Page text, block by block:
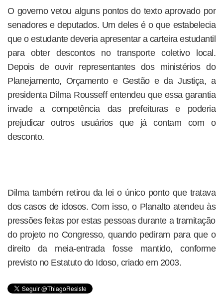
O governo vetou alguns pontos do texto aprovado por
senadores e deputados. Um deles é o que estabelecia
que o estudante deveria apresentar a carteira estudantil
para obter descontos no transporte coletivo local.
Depois de ouvir representantes dos ministérios do
Planejamento, Orçamento e Gestão e da Justiça, a
presidenta Dilma Rousseff entendeu que essa garantia
invade a competência das prefeituras e poderia
prejudicar outros usuários que já contam com o
desconto.
Dilma também retirou da lei o único ponto que tratava
dos casos de idosos. Com isso, o Planalto atendeu às
pressões feitas por estas pessoas durante a tramitação
do projeto no Congresso, quando pediram para que o
direito da meia-entrada fosse mantido, conforme
previsto no Estatuto do Idoso, criado em 2003.